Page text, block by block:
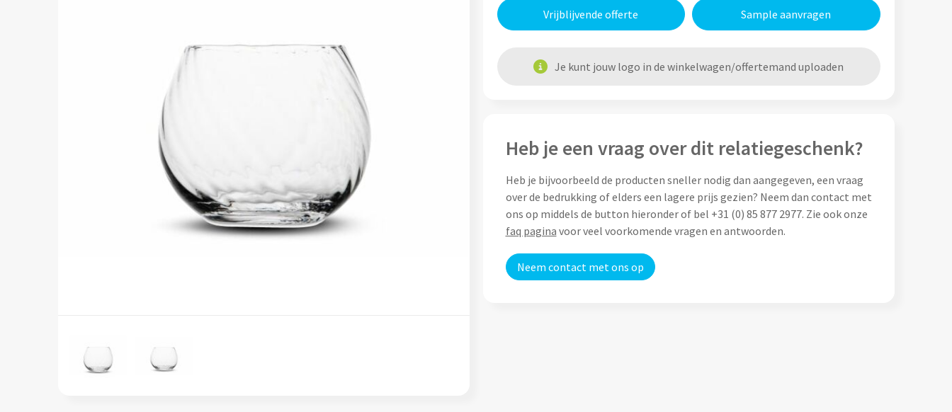
Vrijblijvende offerte Sample aanvragen
Je kunt jouw logo in de winkelwagen/offertemand uploaden
Heb je een vraag over dit relatiegeschenk?
Heb je bijvoorbeeld de producten sneller nodig dan aangegeven, een vraag
over de bedrukking of elders een lagere prijs gezien? Neem dan contact met
ons op middels de button hieronder of bel +31 (0) 85 877 2977. Zie ook onze
faq pagina voor veel voorkomende vragen en antwoorden.
Neem contact met ons op